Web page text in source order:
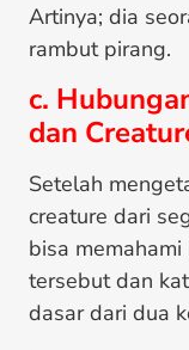
Artinya; dia
rambut pirang.
c.
dan
Setelah
creature dari
bisa
tersebut dan
dasar dari dua